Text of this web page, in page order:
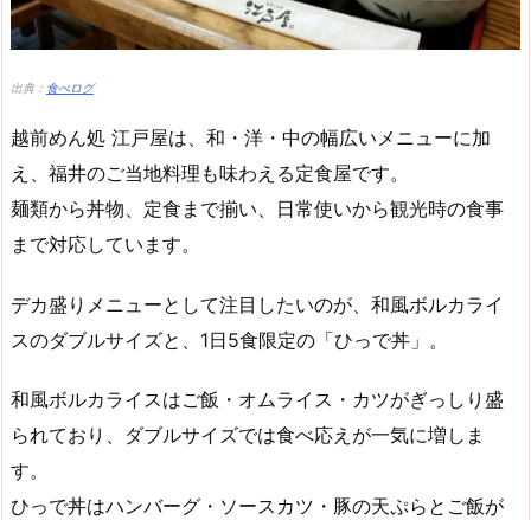
出典： 食べログ
越前めん処 江戸屋は、和・洋・中の幅広いメニューに加
え、福井のご当地料理も味わえる定食屋です。
麺類から丼物、定食まで揃い、日常使いから観光時の食事
まで対応しています。
デカ盛りメニューとして注目したいのが、和風ボルカライ
スのダブルサイズと、1日5食限定の「ひっで丼」。
和風ボルカライスはご飯・オムライス・カツがぎっしり盛
られており、ダブルサイズでは食べ応えが一気に増しま
す。
ひっで丼はハンバーグ・ソースカツ・豚の天ぷらとご飯が